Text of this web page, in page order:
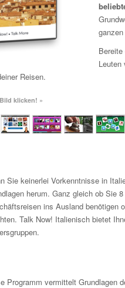
Reisen.
klicken! »
Sie keinerlei Vorkenntnisse in
herum. Ganz gleich ob Sie
ins Ausland benötigen
Talk Now! Italienisch bietet
Programm vermittelt Grundlagen